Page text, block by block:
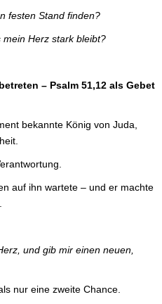
festen Stand finden?
Herz stark bleibt?
– Psalm 51,12 als Gebet
bekannte König von Juda,
auf ihn wartete – und er machte
und gib mir einen neuen,
nur eine zweite Chance.